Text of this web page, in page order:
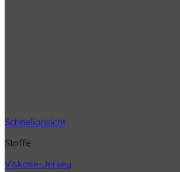
Schnellansicht
Stoffe
Viskose-Jersey